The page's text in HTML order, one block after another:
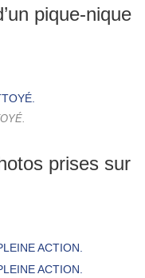
pique-nique
prises sur